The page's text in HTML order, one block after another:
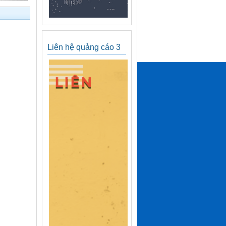
Liên hệ quảng cáo 3